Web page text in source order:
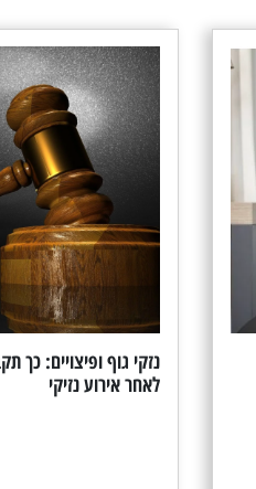
נזקי גוף ופיצויים: כך
לאחר אירוע נזיקי